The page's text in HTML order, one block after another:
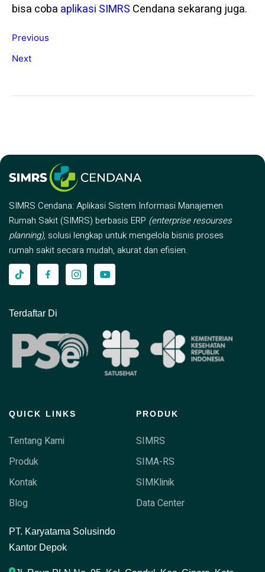
bisa coba aplikasi SIMRS Cendana sekarang juga.
Previous
Next
SIMRS Cendana: Aplikasi Sistem Informasi Manajemen
Rumah Sakit (SIMRS) berbasis ERP (enterprise resourses
planning), solusi lengkap untuk mengelola bisnis proses
rumah sakit secara mudah, akurat dan efisien.
Terdaftar Di
QUICK LINKS
Tentang Kami
Produk
Kontak
Blog
PRODUK
SIMRS
SIMA-RS
SIMKlinik
Data Center
PT. Karyatama Solusindo
Kantor Depok